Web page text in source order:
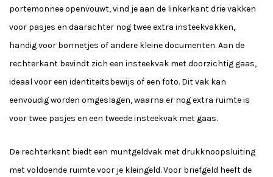
portemonnee openvouwt, vind je aan de linkerkant drie vakken
voor pasjes en daarachter nog twee extra insteekvakken,
handig voor bonnetjes of andere kleine documenten. Aan de
rechterkant bevindt zich een insteekvak met doorzichtig gaas,
ideaal voor een identiteitsbewijs of een foto. Dit vak kan
eenvoudig worden omgeslagen, waarna er nog extra ruimte is
voor twee pasjes en een tweede insteekvak met gaas.
De rechterkant biedt een muntgeldvak met drukknoopsluiting
met voldoende ruimte voor je kleingeld. Voor briefgeld heeft de